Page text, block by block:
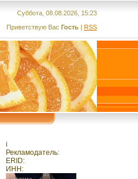
Суббота, 08.08.2026, 15:23
Приветствую Вас Гость | RSS
i
Рекламодатель:
ERID:
ИНН: